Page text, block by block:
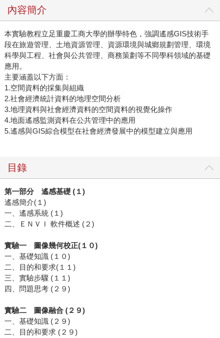
內容簡介
本實驗教程立足重慶工商大學的辦學特色，強調遙感GIS技術手
段在旅遊管理、土地資源管理、資源環境與城鄉規劃管理、環境
科學與工程、社會與公共管理、商務策劃等不同學科領域的基礎
應用。
主要涵蓋以下方面：
1.空間資料的採集與組織
2.社會經濟統計資料的地理空間分析
3.地理資料與社會經濟資料的空間資料的視覺化操作
4.地面遙感監測資料在公共管理中的應用
5.遙感與GIS綜合模型在社會經濟發展中的模型建立與應用
目錄
第一部分 遙感基礎 (１)
遙感簡介(１)
一、遙感系統 (１)
二、ＥＮＶＩ 軟件概述 (２)
實驗一 圖像幾何校正(１０)
一、基礎知識 (１０)
二、目的和要求(１１)
三、實驗步驟 (１１)
四、問題思考 (２９)
實驗二 圖像融合 (２９)
一、基礎知識 (２９)
二、目的和要求 (２９)